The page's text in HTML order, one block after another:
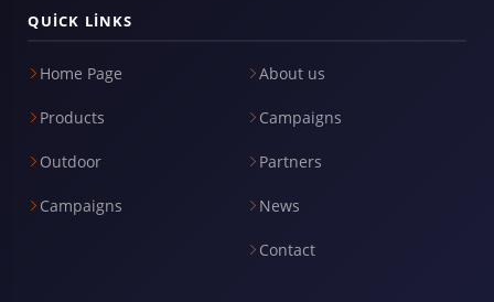
QUICK LINKS
Home Page
Products
Outdoor
Campaigns
About us
Campaigns
Partners
News
Contact